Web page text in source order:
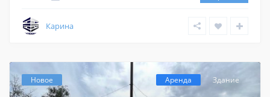
Карина
Новое Аренда Здание